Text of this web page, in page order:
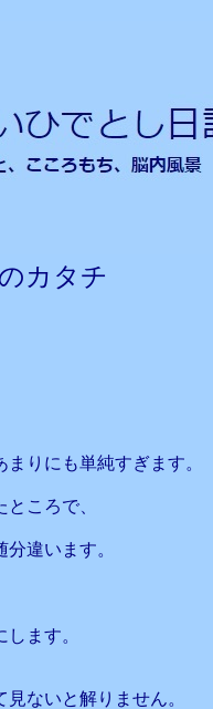
カタチ
りにも単純すぎます。
ころで、
違います。
ます。
ないと解りません。